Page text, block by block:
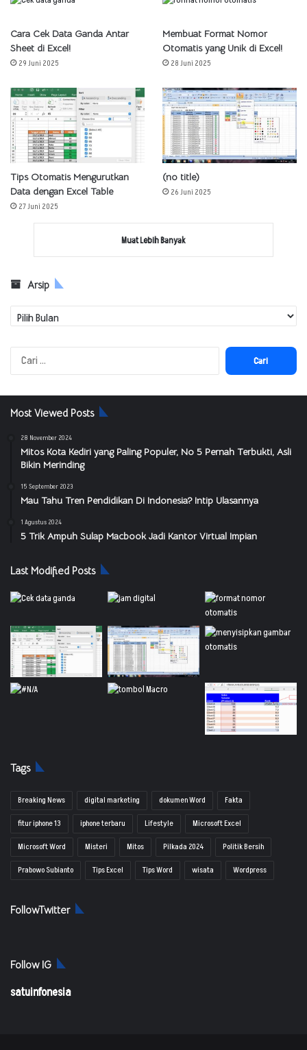
Cara Cek Data Ganda Antar
Sheet di Excel!
29 Juni 2025
Membuat Format Nomor
Otomatis yang Unik di Excel!
28 Juni 2025
Tips Otomatis Mengurutkan
Data dengan Excel Table
27 Juni 2025
(no title)
26 Juni 2025
Muat Lebih Banyak
Arsip
Cari
untuk:
Most Viewed Posts
28 November 2024
Mitos Kota Kediri yang Paling Populer, No 5 Pernah Terbukti, Asli
Bikin Merinding
15 September 2023
Mau Tahu Tren Pendidikan Di Indonesia? Intip Ulasannya
1 Agustus 2024
5 Trik Ampuh Sulap Macbook Jadi Kantor Virtual Impian
Last Modified Posts
Tags
Breaking News digital marketing dokumen Word
Fakta
fitur iphone 13
iphone terbaru Lifestyle
Microsoft Excel
Microsoft Word
Misteri Mitos Pilkada 2024
Politik Bersih
Prabowo Subianto
Tips Excel Tips Word wisata Wordpress
FollowTwitter
Follow IG
satuinfonesia